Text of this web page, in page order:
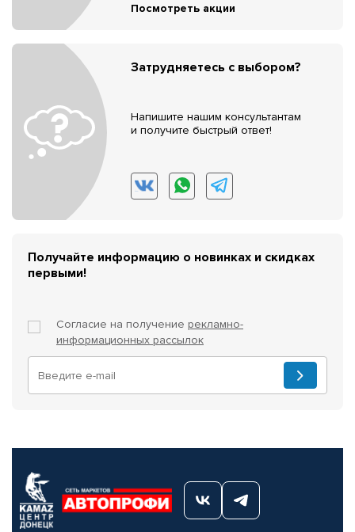
Посмотреть акции
Затрудняетесь с выбором?
Напишите нашим консультантам
и получите быстрый ответ!
Получайте информацию о новинках и скидках
первыми!
Согласие на получение рекламно-
информационных рассылок